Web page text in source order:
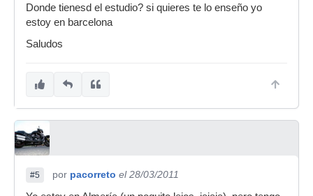
Donde tienesd el estudio? si quieres te lo enseño yo
estoy en barcelona
Saludos
#5 por pacorreto el 28/03/2011